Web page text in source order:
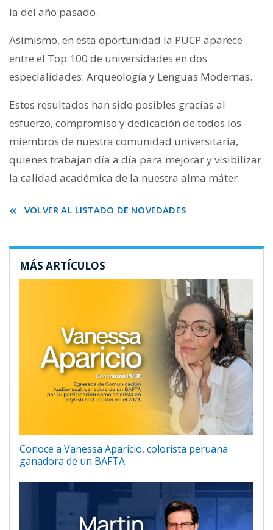
la del año pasado.
Asimismo, en esta oportunidad la PUCP aparece
entre el Top 100 de universidades en dos
especialidades: Arqueología y Lenguas Modernas.
Estos resultados han sido posibles gracias al
esfuerzo, compromiso y dedicación de todos los
miembros de nuestra comunidad universitaria,
quienes trabajan día a día para mejorar y visibilizar
la calidad académica de la nuestra alma máter.
VOLVER AL LISTADO DE NOVEDADES
MÁS ARTÍCULOS
Conoce a Vanessa Aparicio, colorista peruana
ganadora de un BAFTA